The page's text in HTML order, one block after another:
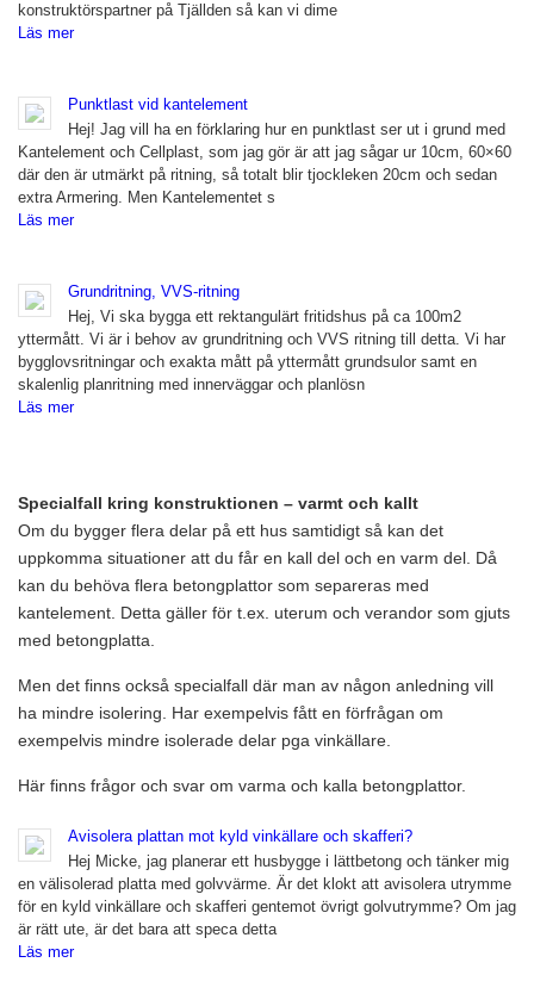
konstruktörspartner på Tjällden så kan vi dime
Läs mer
Punktlast vid kantelement
Hej! Jag vill ha en förklaring hur en punktlast ser ut i grund med
Kantelement och Cellplast, som jag gör är att jag sågar ur 10cm, 60×60
där den är utmärkt på ritning, så totalt blir tjockleken 20cm och sedan
extra Armering. Men Kantelementet s
Läs mer
Grundritning, VVS-ritning
Hej, Vi ska bygga ett rektangulärt fritidshus på ca 100m2
yttermått. Vi är i behov av grundritning och VVS ritning till detta. Vi har
bygglovsritningar och exakta mått på yttermått grundsulor samt en
skalenlig planritning med innerväggar och planlösn
Läs mer
Specialfall kring konstruktionen – varmt och kallt
Om du bygger flera delar på ett hus samtidigt så kan det
uppkomma situationer att du får en kall del och en varm del. Då
kan du behöva flera betongplattor som separeras med
kantelement. Detta gäller för t.ex. uterum och verandor som gjuts
med betongplatta.
Men det finns också specialfall där man av någon anledning vill
ha mindre isolering. Har exempelvis fått en förfrågan om
exempelvis mindre isolerade delar pga vinkällare.
Här finns frågor och svar om varma och kalla betongplattor.
Avisolera plattan mot kyld vinkällare och skafferi?
Hej Micke, jag planerar ett husbygge i lättbetong och tänker mig
en välisolerad platta med golvvärme. Är det klokt att avisolera utrymme
för en kyld vinkällare och skafferi gentemot övrigt golvutrymme? Om jag
är rätt ute, är det bara att speca detta
Läs mer